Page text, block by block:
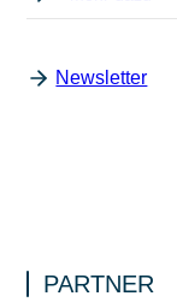
Newsletter
PARTNER